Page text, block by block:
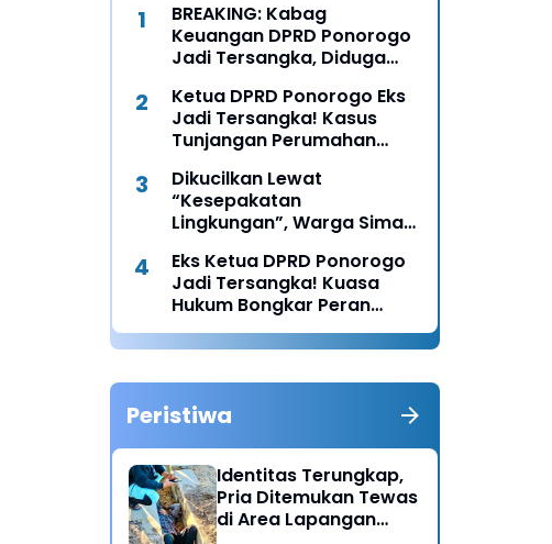
BREAKING: Kabag
Keuangan DPRD Ponorogo
Jadi Tersangka, Diduga
Ketua DPRD Ponorogo Eks
Jadi Tersangka! Kasus
Tunjangan Perumahan
Dikucilkan Lewat
“Kesepakatan
Lingkungan”, Warga Siman
Upaya Pembunuhan
Karakter
Eks Ketua DPRD Ponorogo
Jadi Tersangka! Kuasa
Hukum Bongkar Peran
Perbup & Appraisal: “Kami
Uji Prosesnya”
Peristiwa
Identitas Terungkap,
Pria Ditemukan Tewas
di Area Lapangan